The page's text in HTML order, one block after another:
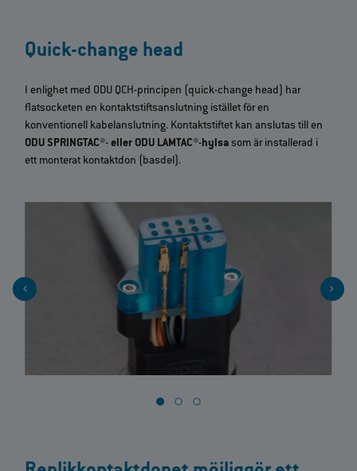
Quick-change head
I enlighet med ODU QCH‑principen (quick‑change head) har
flatsocketen en kontaktstiftsanslutning istället för en
konventionell kabelanslutning. Kontaktstiftet kan anslutas till en
ODU SPRINGTAC®‑eller ODU LAMTAC®‑hylsasom är installerad i
ett monterat kontaktdon (basdel).